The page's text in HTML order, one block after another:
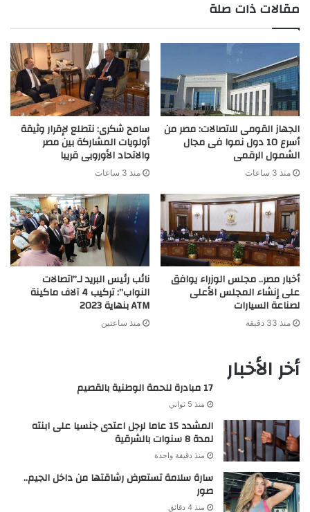
مقالات ذات صلة
الجهاز القومى للاتصالات: مصر من
أسرع 10 دول نموا فى مجال
الشمول الرقمى
منذ 3 ساعات
سامح شكرى: نتطلع لإقرار وثيقة
أولويات المشاركة بين مصر
والاتحاد الأوروبى قريبا
منذ 3 ساعات
أخبار مصر.. مجلس الوزراء يوافق
على إنشاء المجلس الأعلى
لصناعة السيارات
منذ 33 دقيقة
نائب رئيس البريد لـ”اتصالات
النواب”: تركيب 4 آلاف ماكينة
ATM بنهاية 2023
منذ ساعتين
أخر الأخبار
17 مبادرة للحمة الوطنية بالقصيم
منذ 5 ثواني
المشدد 15 عاما لرجل اعتدى جنسيا على ابنته
لمدة 8 سنوات بالشرقية
منذ دقيقة واحدة
سارة سلامة تستعرض رشاقتها من داخل الجيم..
صور
منذ 4 دقائق